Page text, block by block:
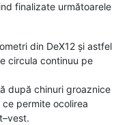
finalizate următoarele
din DeX12 și astfel
circula continuu pe
după chinuri groaznice
permite ocolirea